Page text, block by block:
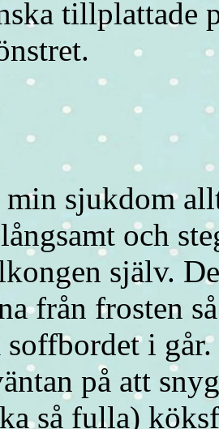
tillplattade
sjukdom
och
själv.
från frosten
i
på att
så fulla)